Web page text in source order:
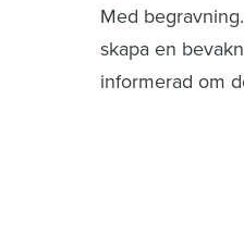
Med
skapa en
informerad om